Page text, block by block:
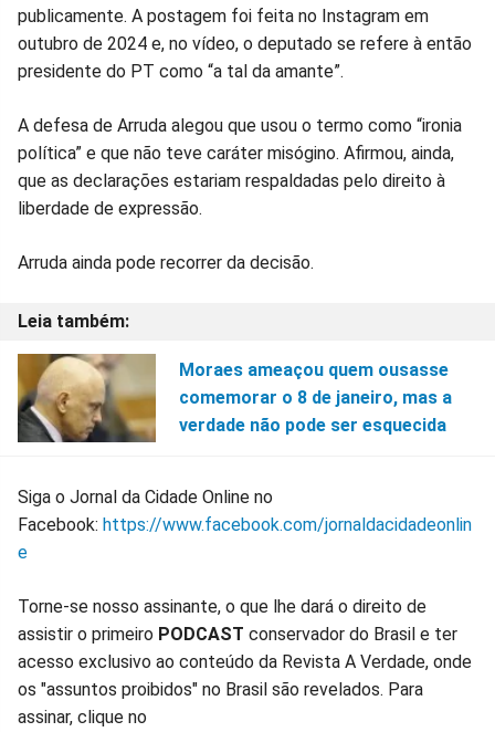
publicamente. A postagem foi feita no Instagram em
outubro de 2024 e, no vídeo, o deputado se refere à então
presidente do PT como “a tal da amante”.
A defesa de Arruda alegou que usou o termo como “ironia
política” e que não teve caráter misógino. Afirmou, ainda,
que as declarações estariam respaldadas pelo direito à
liberdade de expressão.
Arruda ainda pode recorrer da decisão.
Moraes ameaçou quem ousasse
comemorar o 8 de janeiro, mas a
verdade não pode ser esquecida
Siga o Jornal da Cidade Online no
Facebook: https://www.facebook.com/jornaldacidadeonlin
e
Torne-se nosso assinante, o que lhe dará o direito de
assistir o primeiro PODCAST conservador do Brasil e ter
acesso exclusivo ao conteúdo da Revista A Verdade, onde
os "assuntos proibidos" no Brasil são revelados. Para
assinar, clique no